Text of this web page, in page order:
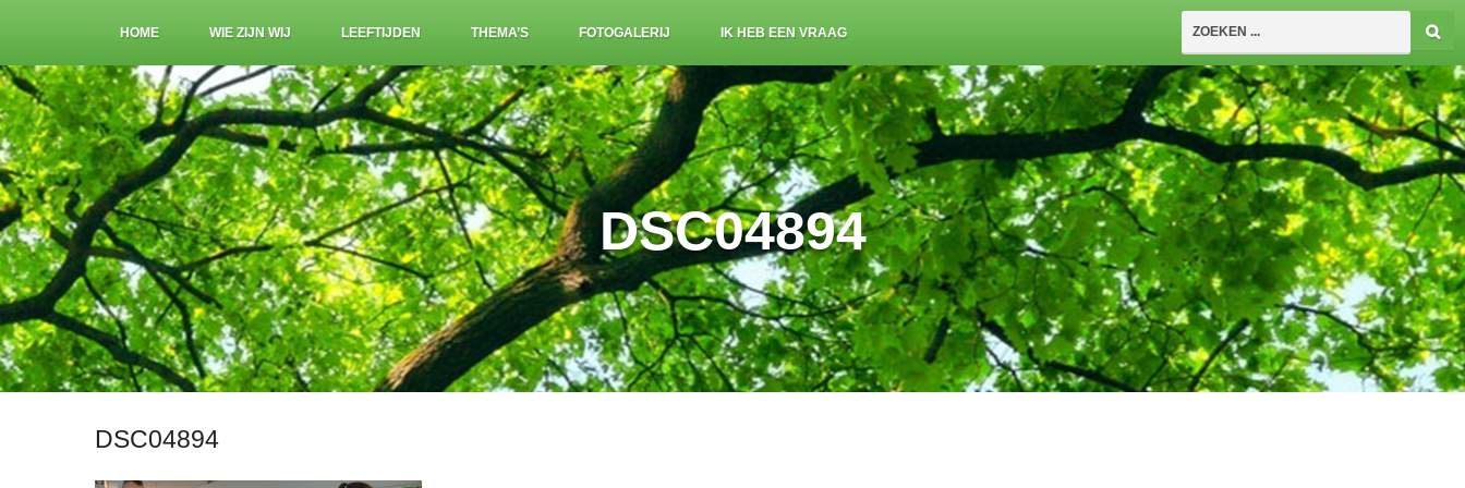
HOME WIE ZIJN WIJ LEEFTIJDEN THEMA’S FOTOGALERIJ IK HEB EEN VRAAG
DSC04894
DSC04894